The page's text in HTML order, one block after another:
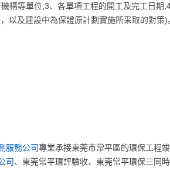
構等單位;3、各單項工程的開工及完工日期
以及建設中為保證原計劃實施所采取的對策)
服務公司專業承接東莞市常平區的環保工程
司、東莞常平環評驗收、東莞常平環保三同